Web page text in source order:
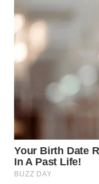
WN
KEPULAUAN
TANGERANG
WN
BINJAI